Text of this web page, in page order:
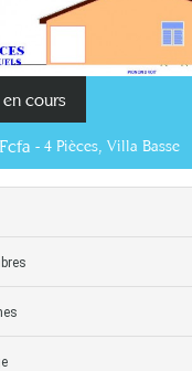
cours
- 4 Pièces, Villa Basse